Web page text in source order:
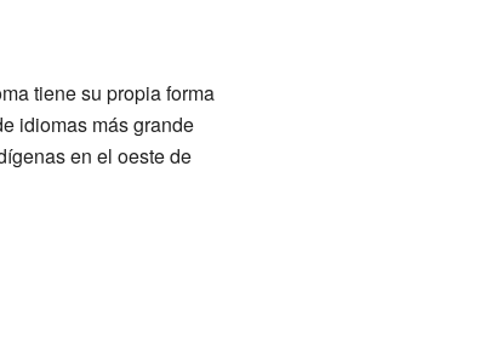
tiene su propia forma
idiomas más grande
en el oeste de